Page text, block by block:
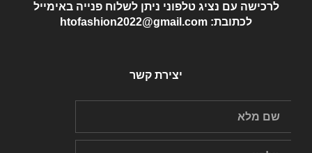
לרכישה עם נציג טלפוני ניתן לשלוח פנייה באימייל
לכתובת: htofashion2022@gmail.com
יצירת קשר